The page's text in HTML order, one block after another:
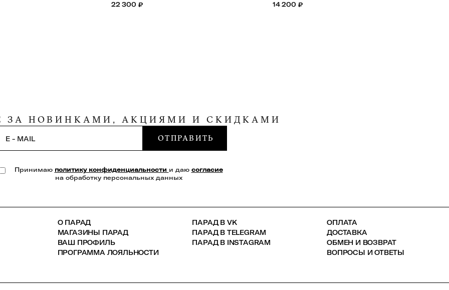
22 300 ₽
14 200 ₽
ЗА НОВИНКАМИ, АКЦИЯМИ И СКИДКАМИ
E - MAIL ОТПРАВИТЬ
Принимаю политику конфиденциальности и даю согласие
на обработку персональных данных
О ПАРАД
МАГАЗИНЫ ПАРАД
ВАШ ПРОФИЛЬ
ПРОГРАММА ЛОЯЛЬНОСТИ
ПАРАД В VK
ПАРАД В TELEGRAM
ПАРАД В INSTAGRAM
ОПЛАТА
ДОСТАВКА
ОБМЕН И ВОЗВРАТ
ВОПРОСЫ И ОТВЕТЫ